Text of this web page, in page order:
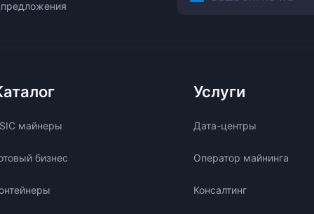
майнеры
бизнес
Услуги
Дата-центры
Оператор майнинга
Консалтинг